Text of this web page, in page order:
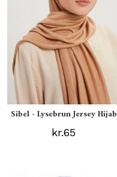
Sibel - Lysebrun Jersey Hijab
kr.65